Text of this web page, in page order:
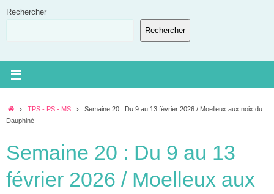
Rechercher
Rechercher
AccueilTPS - PS - MS
Semaine 20 : Du 9 au 13 février 2026 / Moelleux aux noix du
Dauphiné
Semaine 20 : Du 9 au 13
février 2026 / Moelleux aux